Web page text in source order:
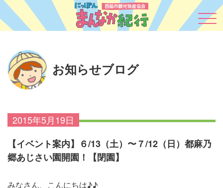
お知らせブログ
【イベント案内】６/13（土）〜７/12（日）都麻乃
郷あじさい園開園！【閉園】
2015年5月19日
みなさん、こんにちは♪♪